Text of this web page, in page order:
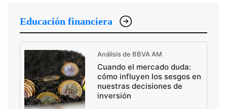
Educación financiera
Análisis de BBVA AM
Cuando el mercado duda:
cómo influyen los sesgos en
nuestras decisiones de
inversión